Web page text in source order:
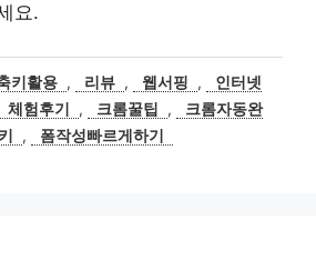
요.
키활용 , 리뷰 , 웹서핑 ,
인터넷
체험후기 , 크롬꿀팁 ,
크롬자동완
, 폼작성빠르게하기